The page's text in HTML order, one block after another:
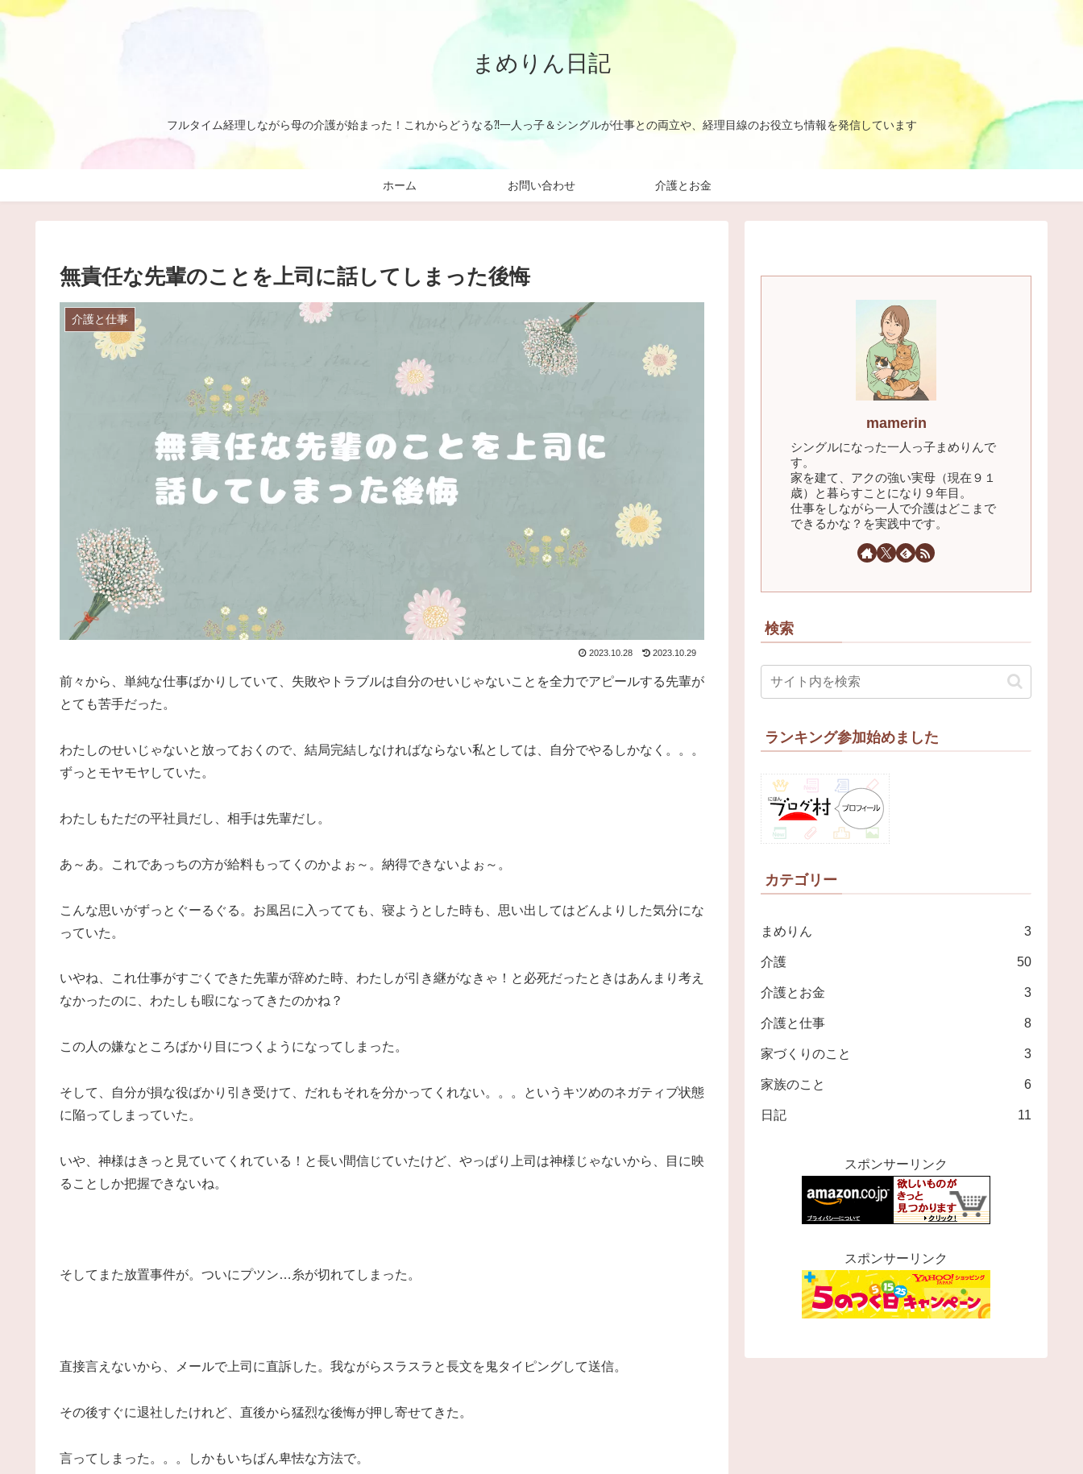
まめりん日記
フルタイム経理しながら母の介護が始まった！これからどうなる⁈一人っ子＆シングルが仕事との両立や、経理目線のお役立ち情報を発信しています
ホーム お問い合わせ 介護とお金
無責任な先輩のことを上司に話してしまった後悔
介護と仕事
2023.10.28 2023.10.29
前々から、単純な仕事ばかりしていて、失敗やトラブルは自分のせいじゃないことを全力でアピールする先輩が
とても苦手だった。
わたしのせいじゃないと放っておくので、結局完結しなければならない私としては、自分でやるしかなく。。。
ずっとモヤモヤしていた。
わたしもただの平社員だし、相手は先輩だし。
あ～あ。これであっちの方が給料もってくのかよぉ～。納得できないよぉ～。
こんな思いがずっとぐーるぐる。お風呂に入ってても、寝ようとした時も、思い出してはどんよりした気分にな
っていた。
いやね、これ仕事がすごくできた先輩が辞めた時、わたしが引き継がなきゃ！と必死だったときはあんまり考え
なかったのに、わたしも暇になってきたのかね？
この人の嫌なところばかり目につくようになってしまった。
そして、自分が損な役ばかり引き受けて、だれもそれを分かってくれない。。。というキツめのネガティブ状態
に陥ってしまっていた。
いや、神様はきっと見ていてくれている！と長い間信じていたけど、やっぱり上司は神様じゃないから、目に映
ることしか把握できないね。
そしてまた放置事件が。ついにプツン…糸が切れてしまった。
直接言えないから、メールで上司に直訴した。我ながらスラスラと長文を鬼タイピングして送信。
その後すぐに退社したけれど、直後から猛烈な後悔が押し寄せてきた。
言ってしまった。。。しかもいちばん卑怯な方法で。
mamerin
シングルになった一人っ子まめりんで
す。
家を建て、アクの強い実母（現在９１
歳）と暮らすことになり９年目。
仕事をしながら一人で介護はどこまで
できるかな？を実践中です。
検索
ランキング参加始めました
カテゴリー
まめりん 3
介護 50
介護とお金 3
介護と仕事 8
家づくりのこと 3
家族のこと 6
日記 11
スポンサーリンク
スポンサーリンク